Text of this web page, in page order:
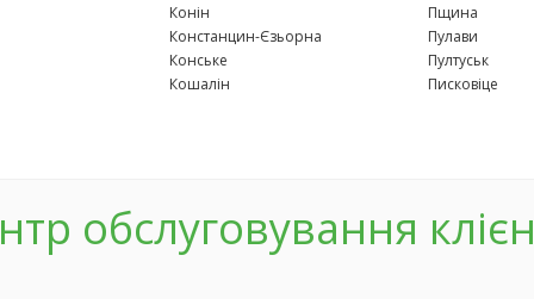
Конін
Констанцин-Єзьорна
Конське
Кошалін
Пщина
Пулави
Пултуськ
Писковіце
обслуговування